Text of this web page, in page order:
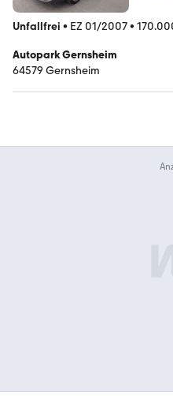
Unfallfrei • EZ 01/2007•
Autopark Gernsheim
64579 Gernsheim